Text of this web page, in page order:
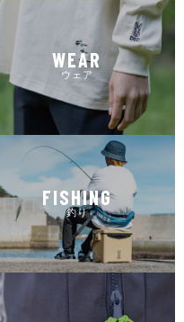
WEAR
ウェア
FISHING
釣り